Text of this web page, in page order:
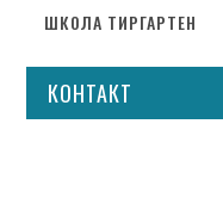
ШКОЛА ТИРГАРТЕН
КОНТАКТ